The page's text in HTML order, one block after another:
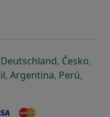
karcie
się w nowej karcie
się w nowej
Deutschlandotwiera się
, Česko,
karcie
nowej karcie
się w nowej karcie
otwiera się w nowej
, Argentinaotwiera się
, Perú,